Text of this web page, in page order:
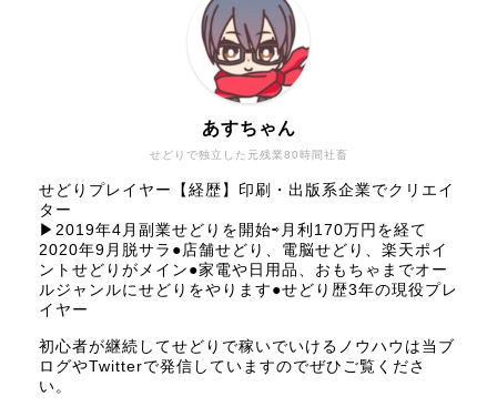
せどりで独立した元残業80時間社畜
あすちゃん
せどりプレイヤー【経歴】印刷・出版系企業でクリエイ
ター
▶︎2019年4月副業せどりを開始⇨月利170万円を経て
2020年9月脱サラ●店舗せどり、電脳せどり、楽天ポイ
ントせどりがメイン●家電や日用品、おもちゃまでオー
ルジャンルにせどりをやります●せどり歴3年の現役プレ
イヤー
初心者が継続してせどりで稼いでいけるノウハウは当ブ
ログやTwitterで発信していますのでぜひご覧くださ
い。